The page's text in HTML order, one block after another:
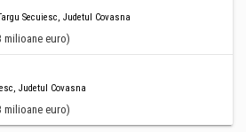
Secuiesc, Judetul Covasna
milioane euro)
Judetul Covasna
milioane euro)